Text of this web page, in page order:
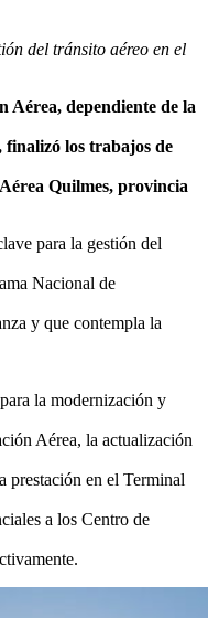
del tránsito aéreo en el
Aérea, dependiente de la
los trabajos de
Quilmes, provincia
para la gestión del
Nacional de
y que contempla la
la modernización y
Aérea, la actualización
prestación en el Terminal
a los Centro de